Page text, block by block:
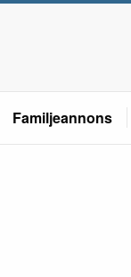
Familjeannons